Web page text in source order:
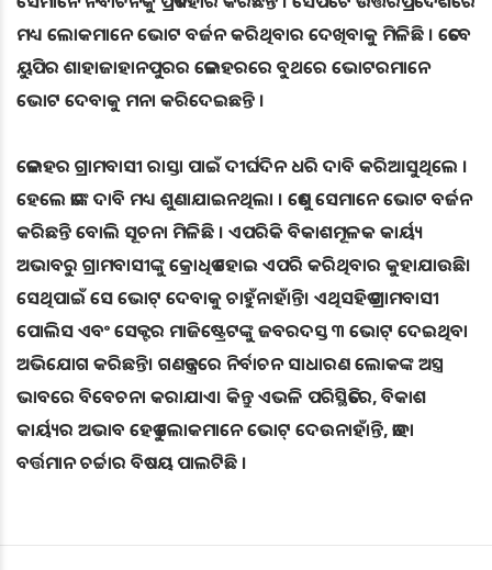
ମଧ୍ୟ ଲୋକମାନେ ଭୋଟ ବର୍ଜନ କରିଥିବାର ଦେଖିବାକୁ ମିଳିଛି । ତେବେ
ୟୁପିର ଶାହାଜାହାନପୁରର ତେଲହରରେ ବୁଥରେ ଭୋଟରମାନେ
ଭୋଟ ଦେବାକୁ ମନା କରିଦେଇଛନ୍ତି ।
ତେଲହର ଗ୍ରାମବାସୀ ରାସ୍ତା ପାଇଁ ଦୀର୍ଘଦିନ ଧରି ଦାବି କରିଆସୁଥିଲେ ।
ହେଲେ ତାଙ୍କ ଦାବି ମଧ୍ୟ ଶୁଣାଯାଇନଥିଲା । ତେଣୁ ସେମାନେ ଭୋଟ ବର୍ଜନ
କରିଛନ୍ତି ବୋଲି ସୂଚନା ମିଳିଛି । ଏପରିକି ବିକାଶମୂଳକ କାର୍ୟ୍ୟ
ଅଭାବରୁ ଗ୍ରାମବାସୀଙ୍କୁ କ୍ରୋଧିତ ହୋଇ ଏପରି କରିଥିବାର କୁହାଯାଉଛି।
ସେଥିପାଇଁ ସେ ଭୋଟ୍ ଦେବାକୁ ଚାହୁଁନାହାଁନ୍ତି। ଏଥିସହିତ ଗ୍ରାମବାସୀ
ପୋଲିସ ଏବଂ ସେକ୍ଟର ମାଜିଷ୍ଟ୍ରେଟଙ୍କୁ ଜବରଦସ୍ତ ୩ ଭୋଟ୍ ଦେଇଥିବା
ଅଭିଯୋଗ କରିଛନ୍ତି। ଗଣତନ୍ତ୍ରରେ ନିର୍ବାଚନ ସାଧାରଣ ଲୋକଙ୍କ ଅସ୍ତ୍ର
ଭାବରେ ବିବେଚନା କରାଯାଏ। କିନ୍ତୁ ଏଭଳି ପରିସ୍ଥିତିରେ, ବିକାଶ
କାର୍ୟ୍ୟର ଅଭାବ ହେତୁ ଲୋକମାନେ ଭୋଟ୍ ଦେଉନାହାଁନ୍ତି, ତାହା
ବର୍ତ୍ତମାନ ଚର୍ଚ୍ଚାର ବିଷୟ ପାଲଟିଛି ।